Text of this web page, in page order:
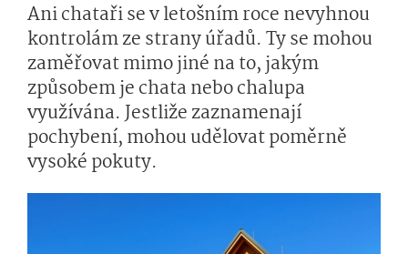
Ani chataři se v letošním roce nevyhnou
kontrolám ze strany úřadů. Ty se mohou
zaměřovat mimo jiné na to, jakým
způsobem je chata nebo chalupa
využívána. Jestliže zaznamenají
pochybení, mohou udělovat poměrně
vysoké pokuty.